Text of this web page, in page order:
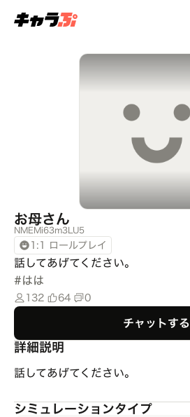
お母さん
NMEMi63m3LU5
1:1 ロールプレイ
話してあげてください。
#はは
132 64 0
チャットする
詳細説明
話してあげてください。
シミュレーションタイプ